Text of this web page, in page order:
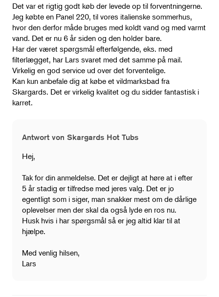
Det var et rigtig godt køb der levede op til forventningerne.
Jeg købte en Panel 220, til vores italienske sommerhus,
hvor den derfor måde bruges med koldt vand og med varmt
vand. Det er nu 6 år siden og den holder bare.
Har der været spørgsmål efterfølgende, eks. med
filterlægget, har Lars svaret med det samme på mail.
Virkelig en god service ud over det forventelige.
Kan kun anbefale dig at købe et vildmarksbad fra
Skargards. Det er virkelig kvalitet og du sidder fantastisk i
karret.
Antwort von Skargards Hot Tubs
Hej,
Tak for din anmeldelse. Det er dejligt at høre at i efter
5 år stadig er tilfredse med jeres valg. Det er jo
egentligt som i siger, man snakker mest om de dårlige
oplevelser men der skal da også lyde en ros nu.
Husk hvis i har spørgsmål så er jeg altid klar til at
hjælpe.
Med venlig hilsen,
Lars